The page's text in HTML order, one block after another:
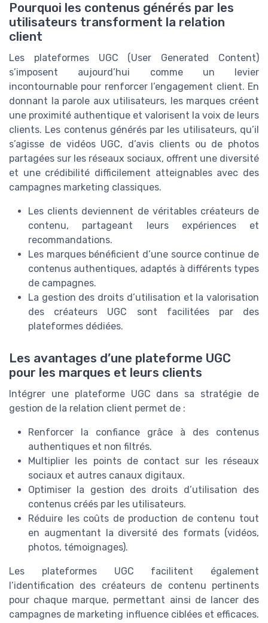
Pourquoi les contenus générés par les
utilisateurs transforment la relation
client
Les plateformes UGC (User Generated Content)
s’imposent aujourd’hui comme un levier
incontournable pour renforcer l’engagement client. En
donnant la parole aux utilisateurs, les marques créent
une proximité authentique et valorisent la voix de leurs
clients. Les contenus générés par les utilisateurs, qu’il
s’agisse de vidéos UGC, d’avis clients ou de photos
partagées sur les réseaux sociaux, offrent une diversité
et une crédibilité difficilement atteignables avec des
campagnes marketing classiques.
Les clients deviennent de véritables créateurs de
contenu, partageant leurs expériences et
recommandations.
Les marques bénéficient d’une source continue de
contenus authentiques, adaptés à différents types
de campagnes.
La gestion des droits d’utilisation et la valorisation
des créateurs UGC sont facilitées par des
plateformes dédiées.
Les avantages d’une plateforme UGC
pour les marques et leurs clients
Intégrer une plateforme UGC dans sa stratégie de
gestion de la relation client permet de :
Renforcer la confiance grâce à des contenus
authentiques et non filtrés.
Multiplier les points de contact sur les réseaux
sociaux et autres canaux digitaux.
Optimiser la gestion des droits d’utilisation des
contenus créés par les utilisateurs.
Réduire les coûts de production de contenu tout
en augmentant la diversité des formats (vidéos,
photos, témoignages).
Les plateformes UGC facilitent également
l’identification des créateurs de contenu pertinents
pour chaque marque, permettant ainsi de lancer des
campagnes de marketing influence ciblées et efficaces.